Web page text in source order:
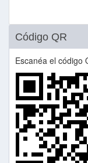
Código QR
Escanéa el código